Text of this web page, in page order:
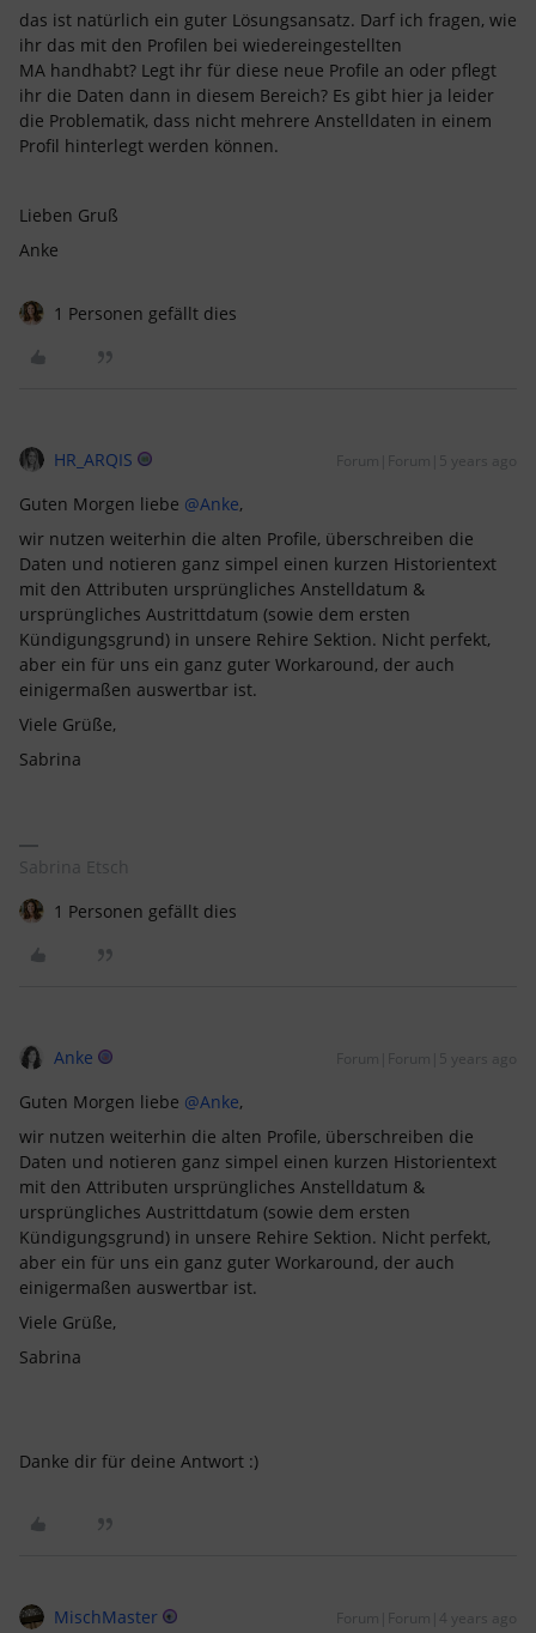
das ist natürlich ein guter Lösungsansatz. Darf ich fragen, wie
ihr das mit den Profilen bei wiedereingestellten
MA handhabt? Legt ihr für diese neue Profile an oder pflegt
ihr die Daten dann in diesem Bereich? Es gibt hier ja leider
die Problematik, dass nicht mehrere Anstelldaten in einem
Profil hinterlegt werden können.
Lieben Gruß
Anke
1 Personen gefällt dies
HR_ARQIS Forum|Forum|5 years ago
Guten Morgen liebe @Anke,
wir nutzen weiterhin die alten Profile, überschreiben die
Daten und notieren ganz simpel einen kurzen Historientext
mit den Attributen ursprüngliches Anstelldatum &
ursprüngliches Austrittdatum (sowie dem ersten
Kündigungsgrund) in unsere Rehire Sektion. Nicht perfekt,
aber ein für uns ein ganz guter Workaround, der auch
einigermaßen auswertbar ist.
Viele Grüße,
Sabrina
Sabrina Etsch
1 Personen gefällt dies
Anke Forum|Forum|5 years ago
Guten Morgen liebe @Anke,
wir nutzen weiterhin die alten Profile, überschreiben die
Daten und notieren ganz simpel einen kurzen Historientext
mit den Attributen ursprüngliches Anstelldatum &
ursprüngliches Austrittdatum (sowie dem ersten
Kündigungsgrund) in unsere Rehire Sektion. Nicht perfekt,
aber ein für uns ein ganz guter Workaround, der auch
einigermaßen auswertbar ist.
Viele Grüße,
Sabrina
Danke dir für deine Antwort :)
MischMaster Forum|Forum|4 years ago